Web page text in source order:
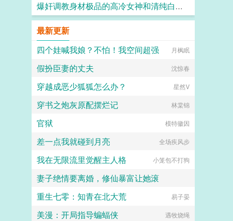
霜染official
爆奸调教身材极品的高冷女神和清纯白袜甜妹留学生，射满她们的鞋柜里的高跟鞋和小皮鞋
最新更新
四个娃喊我娘？不怕！我空间超强
月枫眠
假扮臣妻的丈夫 沈惊春
穿越成恶少狐狐怎么办？ 星然V
穿书之炮灰原配摆烂记 林棠锦
官狱 模特徽因
差一点我就碰到月亮 全场疾风步
我在无限流里觉醒主人格 小笼包不打狗
妻子绝情要离婚，修仙暴富让她滚
点进来就发财
重生七零：知青在北大荒 易子晏
美漫：开局指导蝙蝠侠 遇牧烧绳